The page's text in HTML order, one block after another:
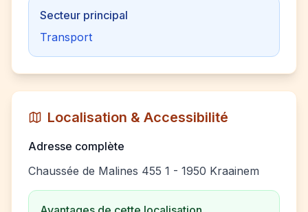
Secteur principal
Transport
Localisation & Accessibilité
Adresse complète
Chaussée de Malines 455 1 - 1950 Kraainem